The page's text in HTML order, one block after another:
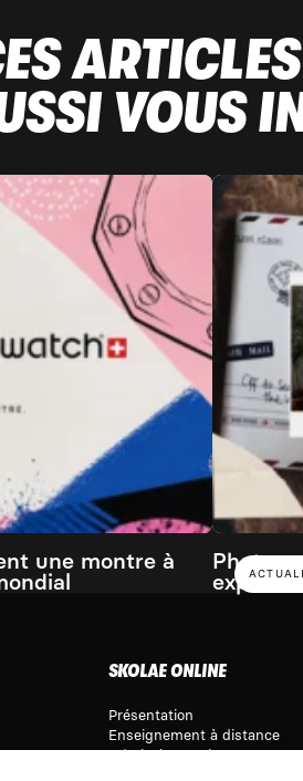
VOUS
une montre à
SKOLAE ONLINE
Présentation
Enseignement à distance
Admission & Financement